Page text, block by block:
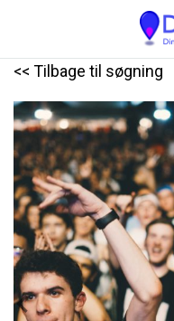
<< Tilbage til søgning
Previous